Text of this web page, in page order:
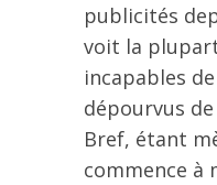
publicités
voit la
incapables
dépourvus
Bref, étant
commence à